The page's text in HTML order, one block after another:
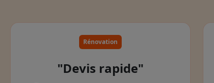
Rénovation
"Devis rapide"